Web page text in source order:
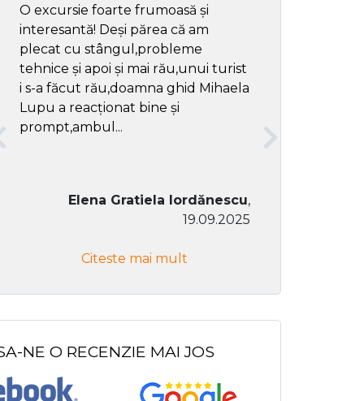
O excursie foarte frumoasă și
interesantă! Deși părea că am
plecat cu stângul,probleme
tehnice și apoi și mai rău,unui turist
i s-a făcut rău,doamna ghid Mihaela
Lupu a reacționat bine și
prompt,ambul...
Elena Gratiela Iordănescu,
19.09.2025
Citeste mai mult
NE O RECENZIE MAI JOS